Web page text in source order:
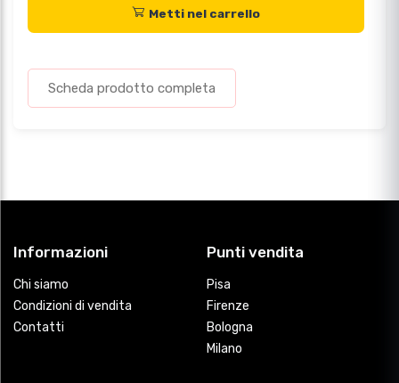
Metti nel carrello
Scheda prodotto completa
Informazioni
Chi siamo
Condizioni di vendita
Contatti
Punti vendita
Pisa
Firenze
Bologna
Milano